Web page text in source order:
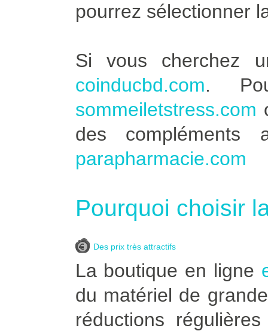
pourrez sélectionner
Si vous cherchez
coinducbd.com.
sommeiletstress.com
des compléments
parapharmacie.com
Pourquoi choisir
Des prix très attractifs
La boutique en ligne
du matériel de
réductions